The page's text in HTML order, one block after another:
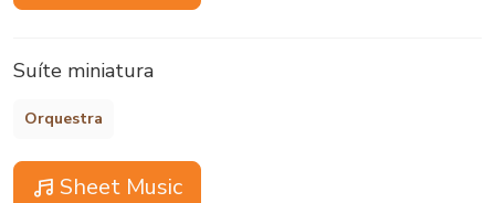
Suíte miniatura
Orquestra
Sheet Music